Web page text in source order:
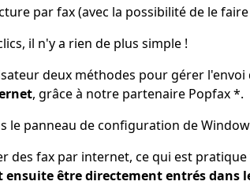
par fax (avec la possibilité de le
il n'y a rien de plus simple !
deux méthodes pour gérer l'envoi
, grâce à notre partenaire Popfax *.
le panneau de configuration de
des fax par internet, ce qui est
ensuite être directement entrés dans